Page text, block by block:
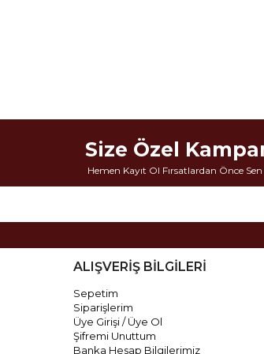
Size Özel
Hemen Kayıt Ol Fırsatlardan Önce
ALIŞVERİŞ BİLGİLERİ
Sepetim
Siparişlerim
Üye Girişi / Üye Ol
Şifremi Unuttum
Banka Hesap Bilgilerimiz